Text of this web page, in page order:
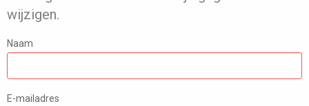
wijzigen.
Naam
E-mailadres